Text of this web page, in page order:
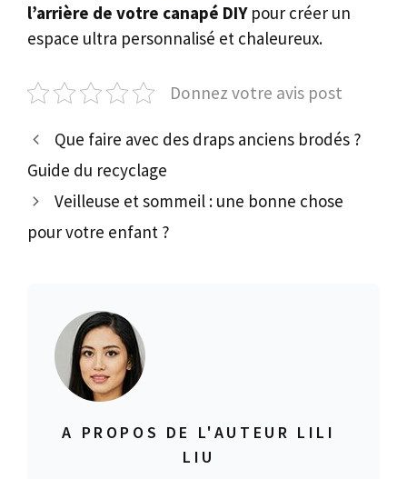
l’arrière de votre canapé DIY pour créer un
espace ultra personnalisé et chaleureux.
Donnez votre avis post
Que faire avec des draps anciens brodés ?
Guide du recyclage
Veilleuse et sommeil : une bonne chose
pour votre enfant ?
A PROPOS DE L'AUTEUR LILI
LIU